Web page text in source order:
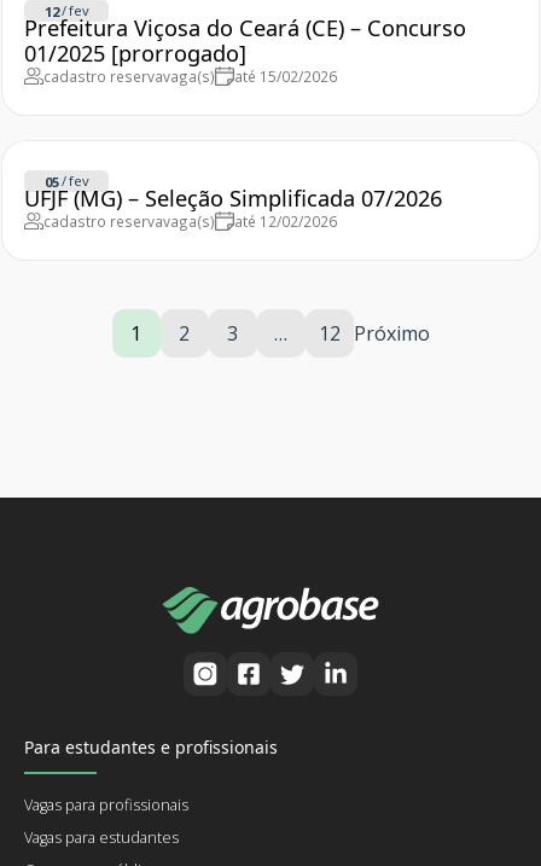
12/fev
Prefeitura Viçosa do Ceará (CE) – Concurso
01/2025 [prorrogado]
cadastro reservavaga(s) até 15/02/2026
05/fev
UFJF (MG) – Seleção Simplificada 07/2026
cadastro reservavaga(s) até 12/02/2026
1 2 3 … 12 Próximo
Para estudantes e profissionais
Vagas para profissionais
Vagas para estudantes